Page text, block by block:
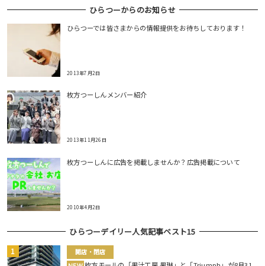
ひらつーからのお知らせ
ひらつーでは皆さまからの情報提供をお待ちしております！
2013年7月2日
枚方つーしんメンバー紹介
2013年11月26日
枚方つーしんに広告を掲載しませんか？広告掲載について
2010年4月2日
ひらつーデイリー人気記事ベスト15
開店・閉店